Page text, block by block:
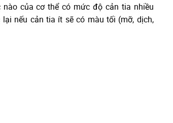
của cơ thể có mức độ cản tia nhiều
nếu cản tia ít sẽ có màu tối (mỡ, dịch,